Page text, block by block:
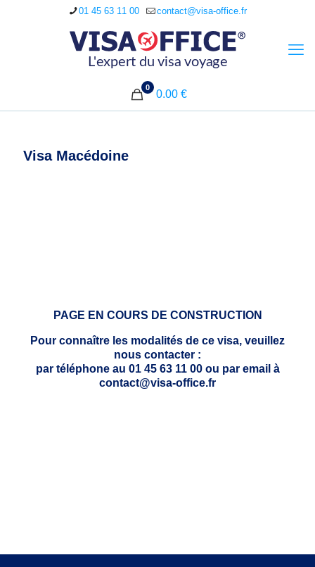
01 45 63 11 00 contact@visa-office.fr
0
0.00 €
Visa Macédoine
PAGE EN COURS DE CONSTRUCTION
Pour connaître les modalités de ce visa, veuillez
nous contacter :
par téléphone au 01 45 63 11 00 ou par email à
contact@visa-office.fr